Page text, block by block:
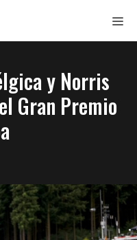
y Norris
Gran Premio